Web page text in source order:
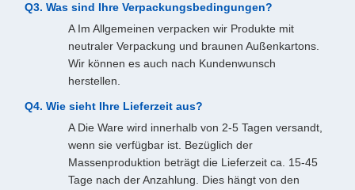
Q3. Was sind Ihre Verpackungsbedingungen?
A Im Allgemeinen verpacken wir Produkte mit
neutraler Verpackung und braunen Außenkartons.
Wir können es auch nach Kundenwunsch
herstellen.
Q4. Wie sieht Ihre Lieferzeit aus?
A Die Ware wird innerhalb von 2-5 Tagen versandt,
wenn sie verfügbar ist. Bezüglich der
Massenproduktion beträgt die Lieferzeit ca. 15-45
Tage nach der Anzahlung. Dies hängt von den